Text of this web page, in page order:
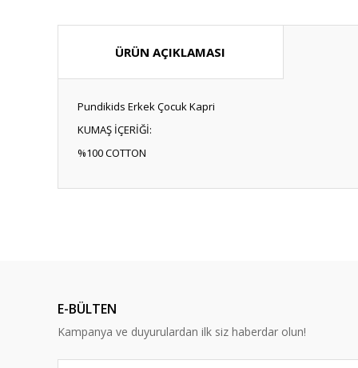
ÜRÜN AÇIKLAMASI
Pundikids Erkek Çocuk Kapri
KUMAŞ İÇERİĞİ:
%100 COTTON
Ürün bilgilerinde hatalar bulunuyor.
Ürün fiyatı diğer sitelerden daha pahalı.
Bu ürüne benzer farklı alternatifler olmalı.
E-BÜLTEN
Kampanya ve duyurulardan ilk siz haberdar olun!